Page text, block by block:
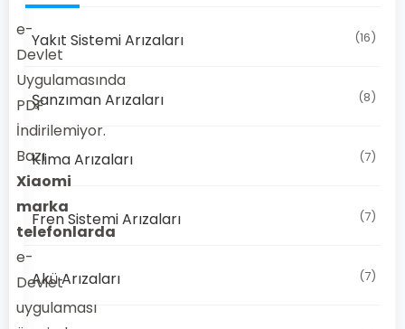
e-
Devlet
Uygulamasında
PDF
İndirilemiyor.
Bazı
Xiaomi
marka
telefonlarda
e-
Devlet
uygulaması
Yakıt Sistemi Arızaları (16)
Şanzıman Arızaları (8)
Klima Arızaları (7)
Fren Sistemi Arızaları (7)
Akü Arızaları (7)